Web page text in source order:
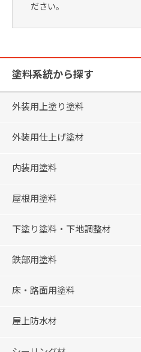
ださい。
塗料系統から探す
外装用上塗り塗料
外装用仕上げ塗材
内装用塗料
屋根用塗料
下塗り塗料・下地調整材
鉄部用塗料
床・路面用塗料
屋上防水材